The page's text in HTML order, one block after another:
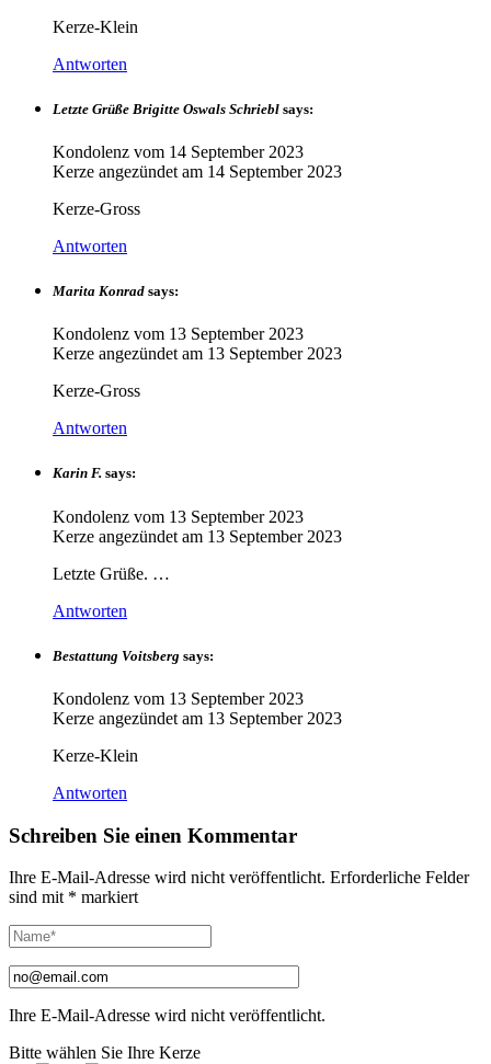
Kerze-Klein
Antworten
Letzte Grüße Brigitte Oswals Schriebl says:
Kondolenz vom 14 September 2023
Kerze angezündet am 14 September 2023
Kerze-Gross
Antworten
Marita Konrad says:
Kondolenz vom 13 September 2023
Kerze angezündet am 13 September 2023
Kerze-Gross
Antworten
Karin F. says:
Kondolenz vom 13 September 2023
Kerze angezündet am 13 September 2023
Letzte Grüße. …
Antworten
Bestattung Voitsberg says:
Kondolenz vom 13 September 2023
Kerze angezündet am 13 September 2023
Kerze-Klein
Antworten
Schreiben Sie einen Kommentar
Ihre E-Mail-Adresse wird nicht veröffentlicht. Erforderliche Felder
sind mit * markiert
Ihre E-Mail-Adresse wird nicht veröffentlicht.
Bitte wählen Sie Ihre Kerze